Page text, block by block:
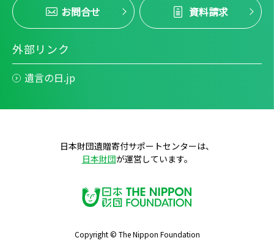
お問合せ 資料請求
外部リンク
遺言の日.jp
日本財団遺贈寄付サポートセンターは、
日本財団が運営しています。
Copyright © The Nippon Foundation